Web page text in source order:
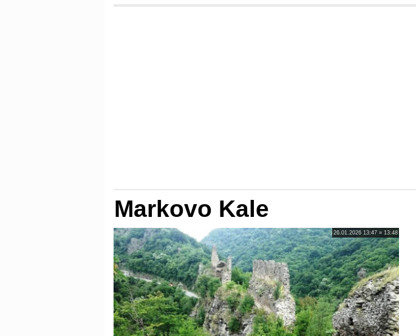
Markovo Kale
26.01.2026 13:47 » 13:48